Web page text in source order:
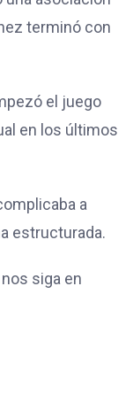
terminó con
el juego
en los últimos
a
estructurada.
siga en